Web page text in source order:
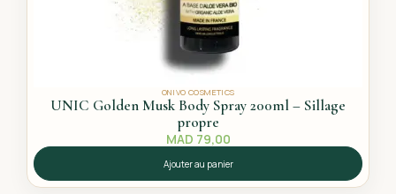
ONIVO COSMETICS
UNIC Golden Musk Body Spray 200ml – Sillage
propre
MAD 79,00
Ajouter au panier